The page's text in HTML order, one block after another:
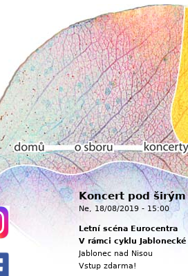
Koncert pod
Ne, 18/08/2019 - 15:00
Letní scéna Eurocentra
V rámci cyklu
Jablonec nad Nisou
Vstup zdarma!
Hlavní menu
Domů O sboru Koncerty